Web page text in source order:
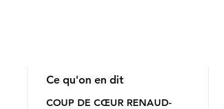
Ce qu'on en dit
COUP DE CŒUR RENAUD-